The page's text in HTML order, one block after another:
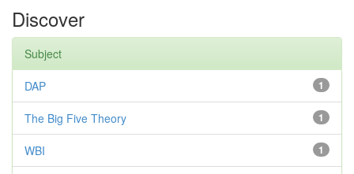
Discover
Subject
1
DAP
1
The Big Five Theory
1
WBI